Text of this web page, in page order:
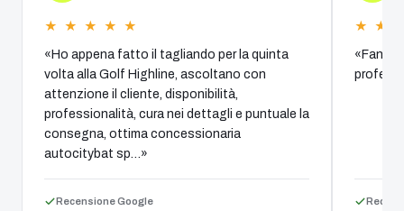
★ ★ ★ ★ ★
«Ho appena fatto il tagliando per la quinta
volta alla Golf Highline, ascoltano con
attenzione il cliente, disponibilità,
professionalità, cura nei dettagli e puntuale la
consegna, ottima concessionaria
autocitybat sp…»
Recensione Google
★ ★